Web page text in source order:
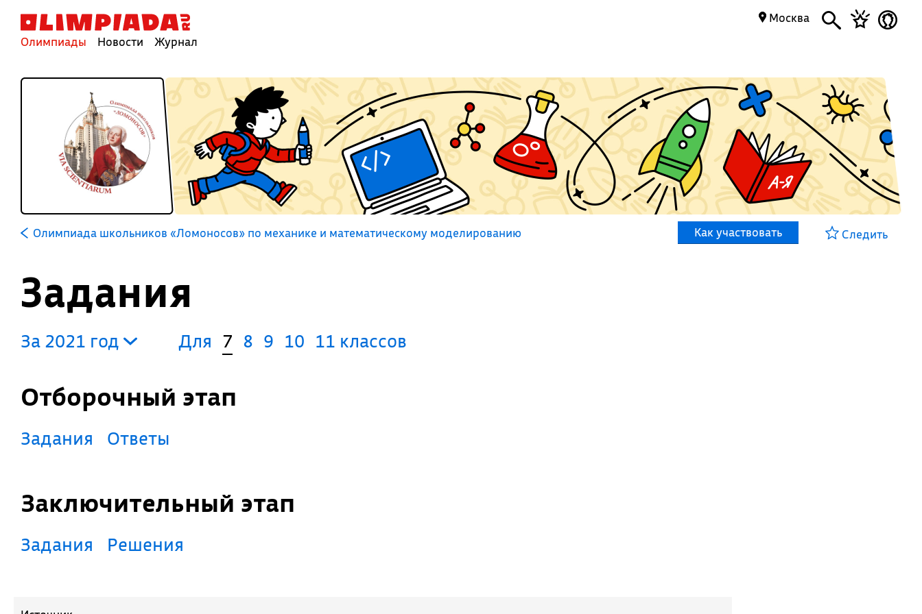
Олимпиады Новости Журнал
Москва
Олимпиада школьников «Ломоносов» по механике и математическому моделированию Как участвовать Следить
Задания
За 2021 год Для 7 8 9 10 11 классов
Отборочный этап
Задания Ответы
Заключительный этап
Задания Решения